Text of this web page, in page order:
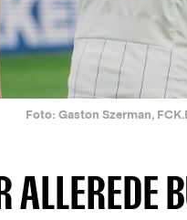
Foto: Gaston Szerman,